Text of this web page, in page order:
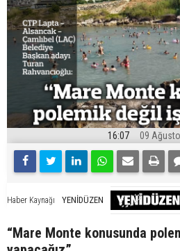
16:07 09
Haber Kaynağı YENİDÜZEN
“Mare Monte konusunda